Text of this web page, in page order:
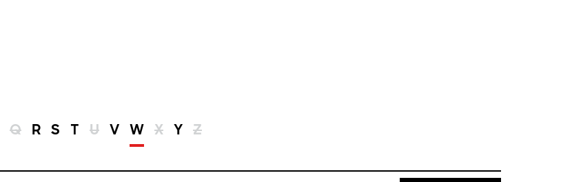
Q R S T U V W X Y Z